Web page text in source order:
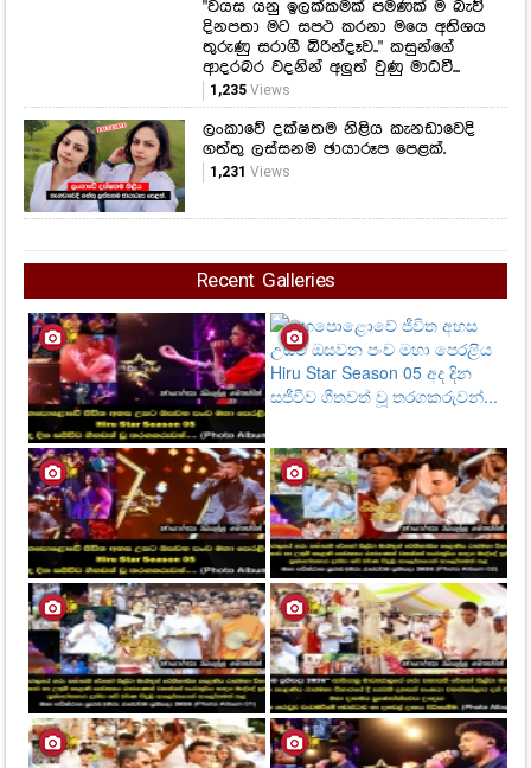
"වයස යනු ඉලක්කමක් පමණක් ම බැව්
දිනපතා මට සපථ කරනා මයෙ අතිශය
තුරුණු සරාගී බිරින්දෑව.." කසුන්ගේ
ආදරබර වදනින් අලුත් වුණු මාධවී...
1,235Views
ලංකාවේ දක්ෂතම නිළිය කැනඩාවෙදි
ගත්තු ලස්සනම ඡායාරූප පෙළක්.
1,231 Views
Recent Galleries